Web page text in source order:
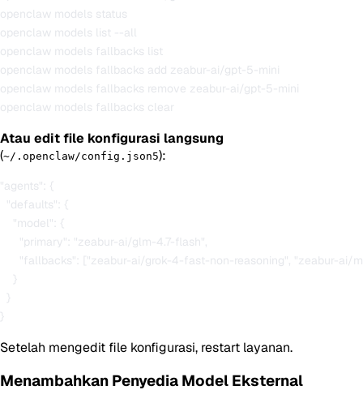
openclaw models status
openclaw models list --all
openclaw models fallbacks list
openclaw models fallbacks add zeabur-ai/gpt-5-mini
openclaw models fallbacks remove zeabur-ai/gpt-5-mini
Atau edit file konfigurasi langsung
(~/.openclaw/config.json5):
"agents": {
  "defaults": {
    "model": {
      "primary": "zeabur-ai/glm-4.7-flash",
"fallbacks": ["zeabur-ai/grok-4-fast-non-reasoning", "zeabur-
Setelah mengedit file konfigurasi, restart layanan.
Menambahkan Penyedia Model Eksternal